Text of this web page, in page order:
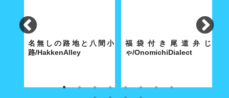
名無しの路地と八間小
路/HakkenAlley
奥深い路地の真ん中に大きな空
福袋付き尾道弁じ
ゃ/OnomichiDialect
経済合理性が優先する現代社会